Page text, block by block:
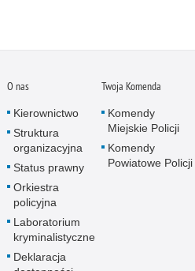
O nas
Kierownictwo
Struktura
organizacyjna
Status prawny
Orkiestra
policyjna
Laboratorium
kryminalistyczne
Deklaracja
Twoja Komenda
Komendy
Miejskie Policji
Komendy
Powiatowe Policji